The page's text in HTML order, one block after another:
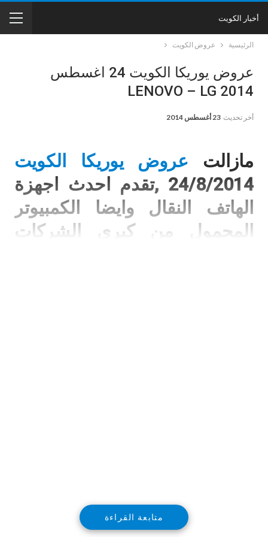
أخبار الكويت
الرئيسية عروض الكويت
عروض يوريكا الكويت 24 اغسطس
2014 ‏LENOVO – LG
أخر تحديث 23 أغسطس 2014
مازالت عروض يوريكا الكويت
24/8/2014 ,تقدم احدث اجهزة
الهاتف النقال وايضا الكمبيوتر
المحمول من كبرى الشركات
باناسونيك اب اس دس PANASONIC
متابعة القراءة